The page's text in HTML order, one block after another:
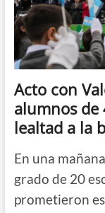
convocó
a
firmar
Pacto
de
Mayo
el
9
de
julio
Tucumán
Acto con
alumnos de
lealtad a la
En una
grado de 20
prometieron